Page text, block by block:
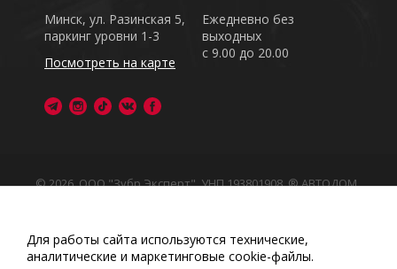
Ежедневно без
выходных
с 9.00 до 20.00
Минск, ул. Разинская 5,
паркинг уровни 1-3
Посмотреть на карте
© 2026, ООО "Зубр Эксперт", УНП 193801908. ® АВТОДОМ
Обращаем Ваше внимание на то, что данный интернет-
сайт носит исключительно информационный характер
Любое использование либо копирование материалов
Для работы сайта используются технические,
аналитические и маркетинговые сооkіе-файлы.